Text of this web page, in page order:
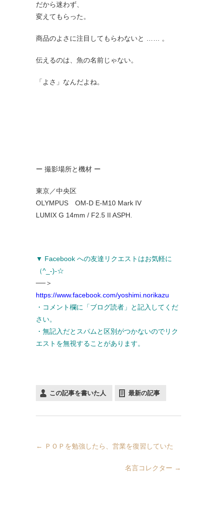
だから迷わず、
変えてもらった。
商品のよさに注目してもらわないと …… 。
伝えるのは、魚の名前じゃない。
「よさ」なんだよね。
ー 撮影場所と機材 ー
東京／中央区
OLYMPUS OM-D E-M10 Mark IV
LUMIX G 14mm / F2.5 II ASPH.
▼ Facebook への友達リクエストはお気軽に
（^_-)-☆
──＞
https://www.facebook.com/yoshimi.norikazu
・コメント欄に「ブログ読者」と記入してくだ
さい。
・無記入だとスパムと区別がつかないのでリク
エストを無視することがあります。
この記事を書いた人 最新の記事
← ＰＯＰを勉強したら、営業を復習していた
名言コレクター →